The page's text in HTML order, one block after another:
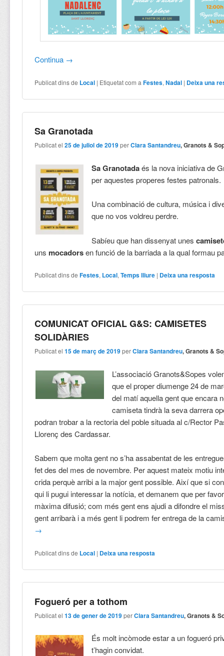
Continua →
Publicat dins de Local | Etiquetat com a Festes,Nadal | Deixa una
Sa Granotada
Publicat el25 de juliol de 2019 perClara Santandreu, Granots &
Sa Granotadaés la nova iniciativa de
per aquestes properes festes patronals.
Una combinació de cultura, música i
que no vos voldreu perdre.
Sabíeu que han dissenyat unes
uns mocadorsen funció de la barriada a la qual formau
Publicat dins de Festes, Local,Temps lliure | Deixa una resposta
COMUNICAT OFICIAL G&S: CAMISETES
SOLIDÀRIES
Publicat el15 de març de 2019 perClara Santandreu, Granots &
L’associació Granots&Sopes
que el proper diumenge 24 de
del matí aquella gent que encara
camiseta tindrà la seva darrera
podran trobar a la rectoria del poble situada al c/Rector
Llorenç des Cardassar.
Sabem que molta gent no s’ha assabentat de les
fet des del mes de novembre. Per aquest mateix motiu
crida perquè arribi a la major gent possible. Així que si
qui li pugui interessar la notícia, et demanem que per
màxima difusió; com més gent ens ajudi a difondre el
gent arribarà i a més gent li podrem fer entrega de la
→
Publicat dins de Local | Deixa una resposta
Fogueró per a tothom
Publicat el13 de gener de 2019 perClara Santandreu, Granots &
És molt incòmode estar a un fogueró
t’hagin convidat.